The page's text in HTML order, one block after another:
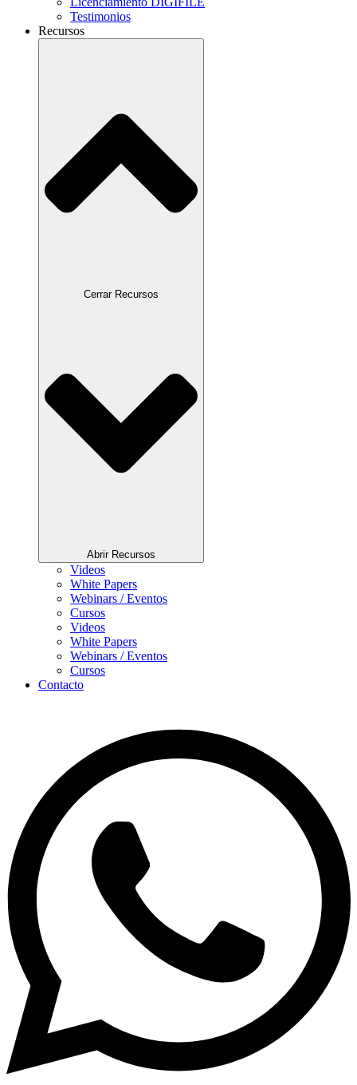
Testimonios
Recursos
Cerrar Recursos
Abrir Recursos
Videos
White Papers
Webinars / Eventos
Cursos
Videos
White Papers
Webinars / Eventos
Cursos
Contacto